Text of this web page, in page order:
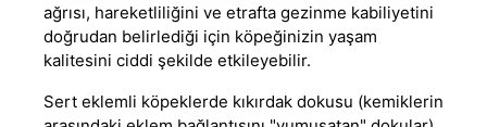
ağrısı, hareketliliğini ve etrafta gezinme kabiliyetini
doğrudan belirlediği için köpeğinizin yaşam
kalitesini ciddi şekilde etkileyebilir.
Sert eklemli köpeklerde kıkırdak dokusu (kemiklerin